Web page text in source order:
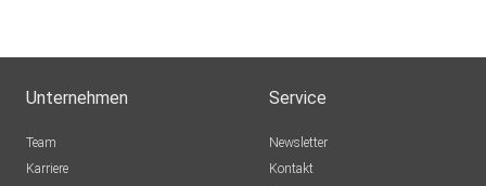
Unternehmen
Team
Karriere
Service
Newsletter
Kontakt